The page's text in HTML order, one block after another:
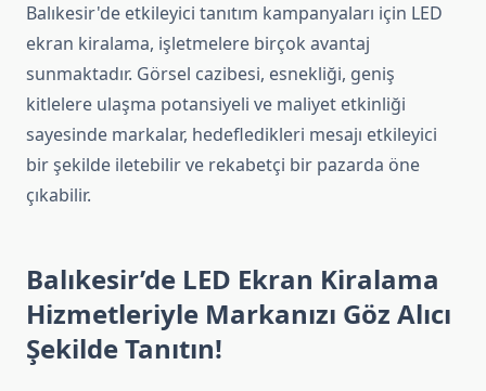
Balıkesir'de etkileyici tanıtım kampanyaları için LED
ekran kiralama, işletmelere birçok avantaj
sunmaktadır. Görsel cazibesi, esnekliği, geniş
kitlelere ulaşma potansiyeli ve maliyet etkinliği
sayesinde markalar, hedefledikleri mesajı etkileyici
bir şekilde iletebilir ve rekabetçi bir pazarda öne
çıkabilir.
Balıkesir’de LED Ekran Kiralama
Hizmetleriyle Markanızı Göz Alıcı
Şekilde Tanıtın!